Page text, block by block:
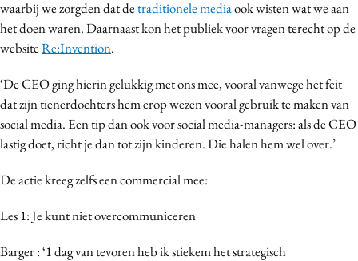
Gedragsverandering
Influencer marketing
Martech
Media
Merkstrategie
Programmatic
Purpose Marketing
waarbij we zorgden dat detraditionele mediaook wisten wat we aan
het doen waren. Daarnaast kon het publiek voor vragen terecht op de
websiteRe:Invention.
‘De CEO ging hierin gelukkig met ons mee, vooral vanwege het feit
dat zijn tienerdochters hem erop wezen vooral gebruik te maken van
social media. Een tip dan ook voor social media-managers: als de CEO
lastig doet, richt je dan tot zijn kinderen. Die halen hem wel over.’
De actie kreeg zelfs een commercial mee:
Les 1: Je kunt niet overcommuniceren
Barger : ‘1 dag van tevoren heb ik stiekem het strategisch